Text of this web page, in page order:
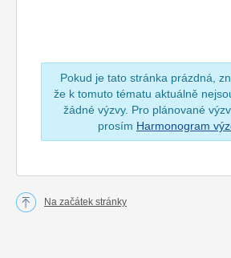
Pokud je tato stránka prázdná,
že k tomuto tématu aktuálně
žádné výzvy. Pro plánované
prosím Harmonogram
Na začátek stránky